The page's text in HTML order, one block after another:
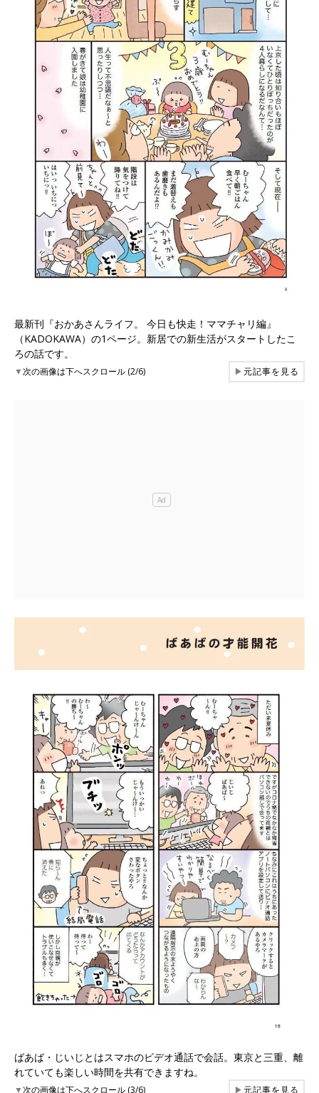
最新刊『おかあさんライフ。 今日も快走！ママチャリ編』
（KADOKAWA）の1ページ。新居での新生活がスタートしたこ
ろの話です。
▼次の画像は下へスクロール (2/6) ▶元記事を見る
ばあば・じいじとはスマホのビデオ通話で会話。東京と三重、離
れていても楽しい時間を共有できますね。
▼次の画像は下へスクロール (3/6) ▶元記事を見る